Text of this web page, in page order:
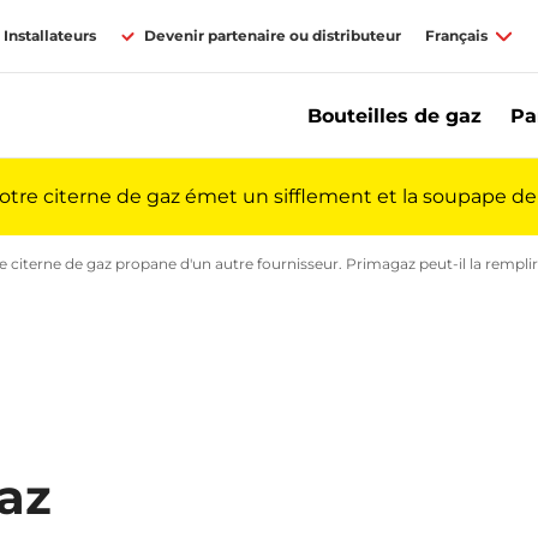
Installateurs Devenir partenaire ou distributeur Français
Bouteilles de gaz
citerne de gaz émet un sifflement et la soupape
propane | Primagaz
avant de devenir client ? | Primagaz
citerne de gaz propane d'un autre fournisseur. Primagaz peut-il la